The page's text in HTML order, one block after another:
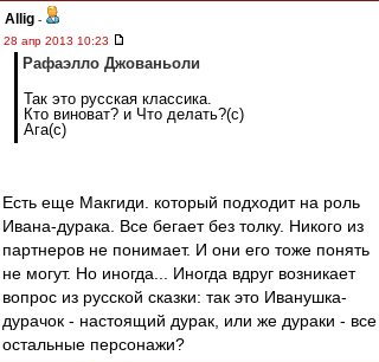
Allig -
28 апр 2013 10:23
Рафаэлло Джованьоли
Так это русская классика.
Кто виноват? и Что делать?(с)
Ага(с)
Есть еще Макгиди. который подходит на роль
Ивана-дурака. Все бегает без толку. Никого из
партнеров не понимает. И они его тоже понять
не могут. Но иногда... Иногда вдруг возникает
вопрос из русской сказки: так это Иванушка-
дурачок - настоящий дурак, или же дураки - все
остальные персонажи?